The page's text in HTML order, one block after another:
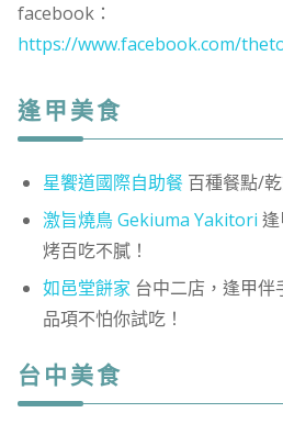
facebook：
https://www.facebook.com/
逢甲美食
星饗道國際自助餐百種餐點/乾
激旨燒鳥 Gekiuma Yakitori
烤百吃不膩！
如邑堂餅家 台中二店，逢甲伴
品項不怕你試吃！
台中美食